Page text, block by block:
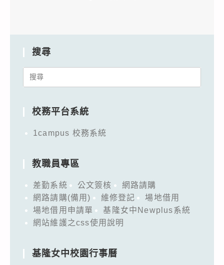
搜尋
Search
校務平台系統
1campus 校務系統
教職員專區
差勤系統 公文簽核
網路請購
網路請購(備用)
維修登記
場地借用
場地借用申請單
基隆女中Newplus系統
網站維護之css使用說明
基隆女中校園行事曆